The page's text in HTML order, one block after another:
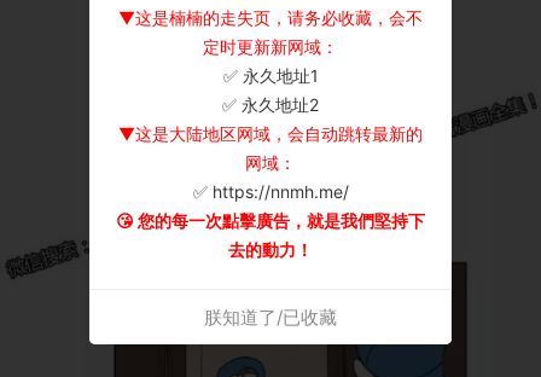
▼这是楠楠的走失页，请务必收藏，会不
定时更新新网域：
✅ 永久地址1
✅ 永久地址2
▼这是大陆地区网域，会自动跳转最新的
网域：
✅ https://nnmh.me/
😘 您的每一次點擊廣告，就是我們堅持下
去的動力！
朕知道了/已收藏